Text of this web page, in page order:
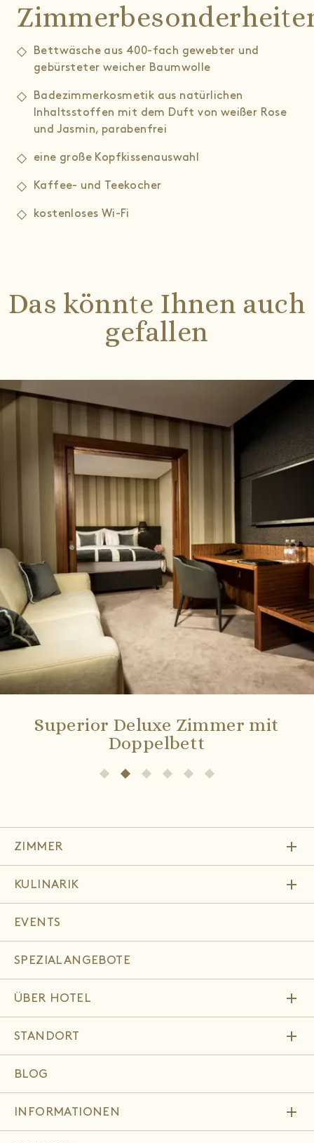
Bettwäsche aus 400-fach gewebter und
gebürsteter weicher Baumwolle
Badezimmerkosmetik aus natürlichen
Inhaltsstoffen mit dem Duft von weißer Rose
und Jasmin, parabenfrei
eine große Kopfkissenauswahl
Kaffee- und Teekocher
kostenloses Wi-Fi
Das könnte Ihnen auch
gefallen
Superior Deluxe Zimmer mit
Doppelbett
ZIMMER add
KULINARIK add
EVENTS
SPEZIALANGEBOTE
ÜBER HOTEL add
STANDORT add
BLOG
INFORMATIONEN add